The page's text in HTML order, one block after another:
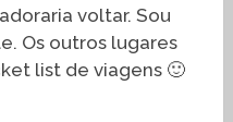
voltar. Sou
Os outros lugares
list de viagens 🙂